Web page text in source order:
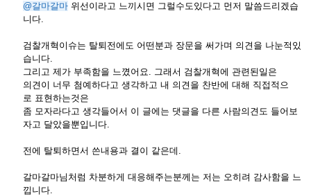
@갈마갈마 위선이라고 느끼시면 그럴수도있다고 먼저 말씀드리겠습
니다.
검찰개혁이슈는 탈퇴전에도 어떤분과 장문을 써가며 의견을 나눈적있
습니다.
그리고 제가 부족함을 느꼈어요. 그래서 검찰개혁에 관련된일은
의견이 너무 첨예하다고 생각하고 내 의견을 찬반에 대해 직접적으
로 표현하는것은
좀 모자라다고 생각들어서 이 글에는 댓글을 다른 사람의견도 들어보
자고 달았을뿐입니다.
전에 탈퇴하면서 쓴내용과 결이 같은데.
갈마갈마님처럼 차분하게 대응해주는분께는 저는 오히려 감사함을 느
낍니다.